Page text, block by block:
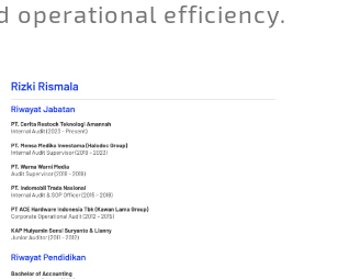
operational efficiency.